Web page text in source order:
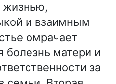
жизнью,
и взаимным
омрачает
болезнь матери и
за